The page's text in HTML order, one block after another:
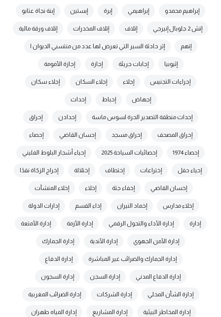
إبراهيم محمدو إبراهيمي إبرة إبستين إبنة نجاة عتابو
إتش 2 جلوبال إنيرجي إتلاف إتلاف المخدرات إتلاف ورقة مالية
إتهم إثر حادثة السير التي تعرض لها عدد من منتسبي الديوان ا
إثيوبيا إجابات جريئة إجازة إجازة الأمومة
إجراءات التجنيس إجلاء إجلاء السكان إجلاء سكان
إجهاض إحباط إحداث
إحداث منطقة التصدير الحرة لسوس ماسة إحدادن إحراق
إحراق المصحف إحراق مسجد إحسان القاضي إحصاء
إحصاء 1974 إحصائيات السياحة 2025 إحياء أشجار البلوط الفليني
إحياء حفل إختراعات إختطاف إختلالة إخراج الزكاة نقدًا
إخسان القاضي إخفاء جثة إخلاء إخلاء المنشآت
إخلاء مدارس إخماد النيران إداء القسم إدارات الدولة
إدارة إدارة الأداء والتحول الرقمي إدارة الأزمة إدارة الأمتعة
إدارة الأمن الجهوي إدارة الأندية إدارة الجمارك
إدارة الجمارك والضرائب غير المباشرة إدارة الدفاع
إدارة الدفاع المدني إدارة السجن إدارة السجون
إدارة الشأن المحلي إدارة الشركات إدارة الضرائب المغربية
إدارة المخاطر البيئية إدارة المشاريع إدارة المياه طهران